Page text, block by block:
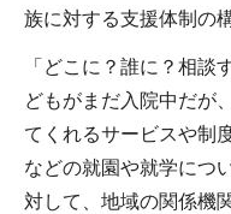
族に対する支援体制の
「どこに？誰に？相談
どもがまだ入院中だが
てくれるサービスや制
などの就園や就学につ
対して、地域の関係機